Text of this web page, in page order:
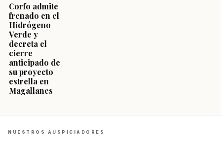
Corfo admite
frenado en el
Hidrógeno
Verde y
decreta el
cierre
anticipado de
su proyecto
estrella en
Magallanes
NUESTROS AUSPICIADORES